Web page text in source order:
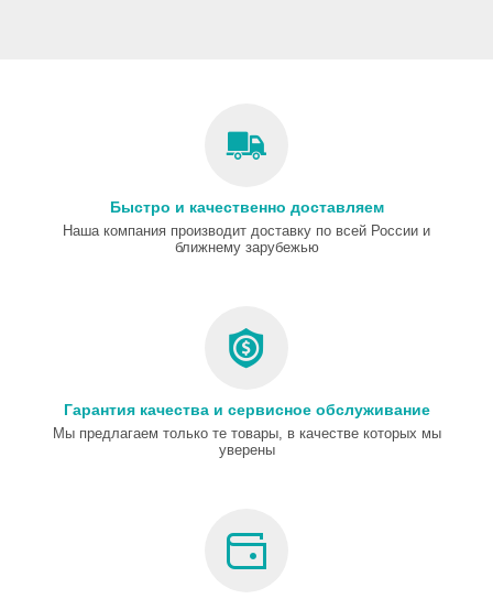
Быстро и качественно доставляем
Наша компания производит доставку по всей России и
ближнему зарубежью
Гарантия качества и сервисное обслуживание
Мы предлагаем только те товары, в качестве которых мы
уверены